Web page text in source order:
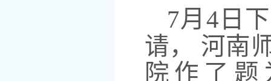
7月4日
请， 河南
院作了题